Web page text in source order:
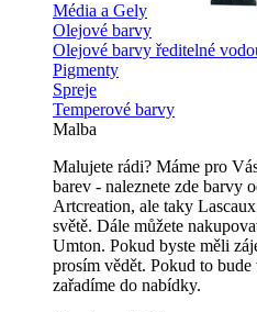
Média a Gely
Olejové barvy
Olejové barvy ředitelné
Pigmenty
Spreje
Temperové barvy
Malba
Malujete rádi? Máme pro
barev - naleznete zde barvy
Artcreation, ale taky
světě. Dále můžete
Umton. Pokud byste měli
prosím vědět. Pokud to
zařadíme do nabídky.